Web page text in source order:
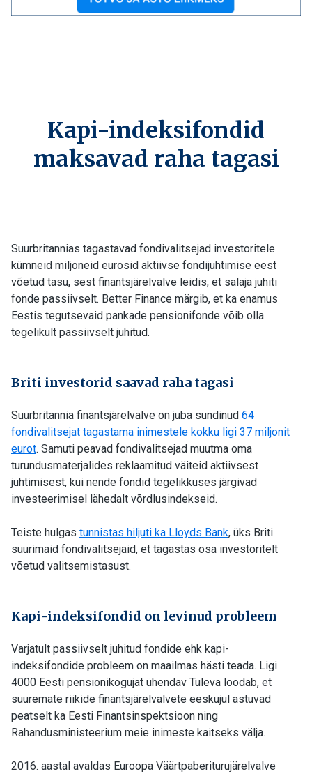
Kapi-indeksifondid
maksavad raha tagasi
Suurbritannias tagastavad fondivalitsejad investoritele
kümneid miljoneid eurosid aktiivse fondijuhtimise eest
võetud tasu, sest finantsjärelvalve leidis, et salaja juhiti
fonde passiivselt. Better Finance märgib, et ka enamus
Eestis tegutsevaid pankade pensionifonde võib olla
tegelikult passiivselt juhitud.
Briti investorid saavad raha tagasi
Suurbritannia finantsjärelvalve on juba sundinud 64
fondivalitsejat tagastama inimestele kokku ligi 37 miljonit
eurot. Samuti peavad fondivalitsejad muutma oma
turundusmaterjalides reklaamitud väiteid aktiivsest
juhtimisest, kui nende fondid tegelikkuses järgivad
investeerimisel lähedalt võrdlusindekseid.
Teiste hulgas tunnistas hiljuti ka Lloyds Bank, üks Briti
suurimaid fondivalitsejaid, et tagastas osa investoritelt
võetud valitsemistasust.
Kapi-indeksifondid on levinud probleem
Varjatult passiivselt juhitud fondide ehk kapi-
indeksifondide probleem on maailmas hästi teada. Ligi
4000 Eesti pensionikogujat ühendav Tuleva loodab, et
suuremate riikide finantsjärelvalvete eeskujul astuvad
peatselt ka Eesti Finantsinspektsioon ning
Rahandusministeerium meie inimeste kaitseks välja.
2016. aastal avaldas Euroopa Väärtpaberiturujärelvalve